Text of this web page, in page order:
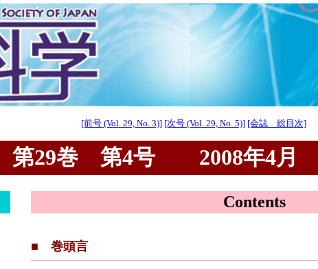
[前号 (Vol. 29, No. 3)] [次号 (Vol. 29, No. 5)] [会誌 総目次]
第29巻 第4号 2008年4月
Contents
■ 巻頭言